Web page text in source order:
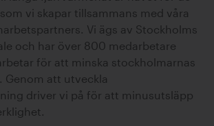
Thomas Gibson
vi skapar tillsammans med våra
Vi ägs av Stockholms
och har över 800 medarbetare
för att minska stockholmarnas
Genom att utveckla
driver vi på för att minusutsläpp